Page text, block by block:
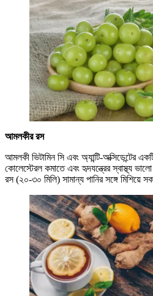
আমলকীর রস
আমলকী ভিটামিন সি এবং অ্যান্টি-অক্সিডেন্টের
কোলেস্টেরল কমাতে এবং হৃদযন্ত্রের স্বাস্থ্য
রস (২০-৩০ মিলি) সামান্য পানির সঙ্গে মিশিয়ে